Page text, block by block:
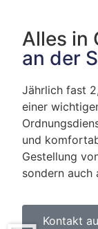
Alles in
an der
Jährlich fast
einer
und
Gestellung
sondern auch
Kontakt